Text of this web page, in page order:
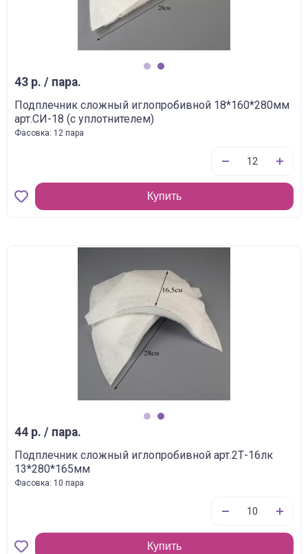
43 р. / пара.
Подплечник сложный иглопробивной 18*160*280мм
арт.СИ-18 (с уплотнителем)
Фасовка: 12 пара
Купить
44 р. / пара.
Подплечник сложный иглопробивной арт.2Т-16лк
13*280*165мм
Фасовка: 10 пара
Купить